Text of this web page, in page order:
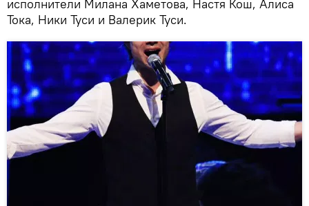
исполнители Милана Хаметова, Настя Кош, Алиса
Тока, Ники Туси и Валерик Туси.